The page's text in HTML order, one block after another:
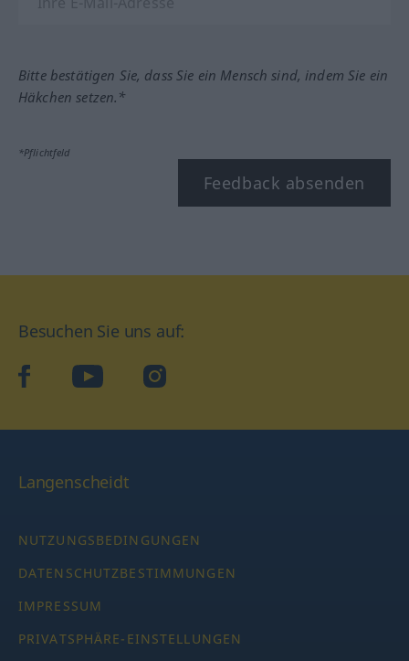
Bitte bestätigen Sie, dass Sie ein Mensch sind, indem Sie ein
Häkchen setzen.*
*Pflichtfeld
Feedback absenden
Besuchen Sie uns auf:
facebookYouTube Instagram
Langenscheidt
NUTZUNGSBEDINGUNGEN
DATENSCHUTZBESTIMMUNGEN
IMPRESSUM
PRIVATSPHÄRE-EINSTELLUNGEN